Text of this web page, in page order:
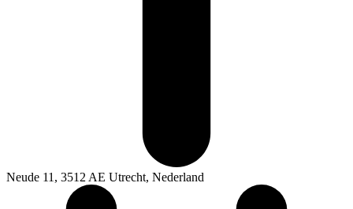
Neude 11, 3512 AE Utrecht, Nederland